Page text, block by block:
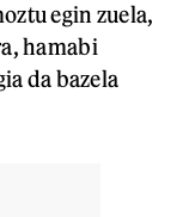
egin zuela,
hamabi
da bazela